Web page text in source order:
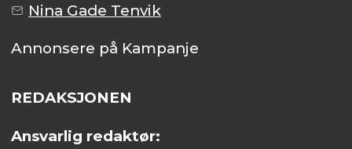
Nina Gade Tenvik
Annonsere på Kampanje
REDAKSJONEN
Ansvarlig redaktør: